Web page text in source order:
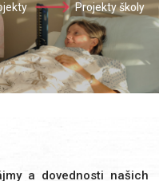
Projekty školy
a dovednosti našich